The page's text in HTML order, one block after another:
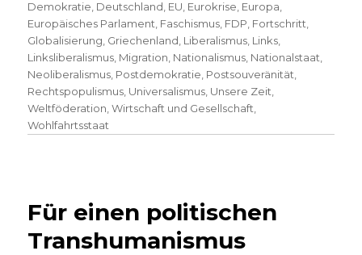
Demokratie Deutschland EU Eurokrise Europa
Europäisches Parlament Faschismus FDP Fortschritt
Globalisierung Griechenland Liberalismus Links
Linksliberalismus Migration Nationalismus Nationalstaat
Neoliberalismus Postdemokratie Postsouveränität
Rechtspopulismus Universalismus Unsere Zeit
Weltföderation ,Wirtschaft und Gesellschaft
Wohlfahrtsstaat
Für einen politischen
Transhumanismus